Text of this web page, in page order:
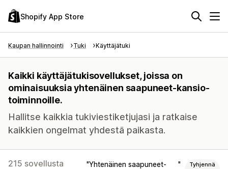
Shopify App Store
Kaupan hallinnointi Tuki Käyttäjätuki
Kaikki käyttäjätukisovellukset, joissa on
ominaisuuksia yhtenäinen saapuneet-kansio-
toiminnoille.
Hallitse kaikkia tukiviestiketjujasi ja ratkaise
kaikkien ongelmat yhdestä paikasta.
215 sovellusta
Yhtenäinen saapuneet-
Tyhjennä